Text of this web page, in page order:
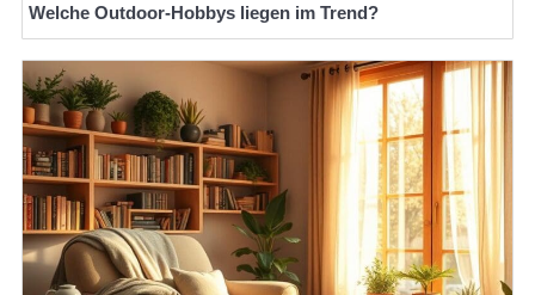
Welche Outdoor-Hobbys liegen im Trend?